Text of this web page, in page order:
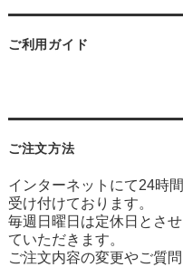
ご利用ガイド
ご注文方法
インターネットにて24時間
受け付けております。
毎週日曜日は定休日とさせ
ていただきます。
ご注文内容の変更やご質問